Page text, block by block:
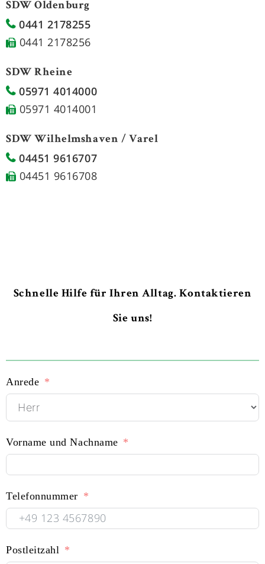
SDW Oldenburg
0441 2178255
0441 2178256
SDW Rheine
05971 4014000
05971 4014001
SDW Wilhelmshaven / Varel
04451 9616707
04451 9616708
Schnelle Hilfe für Ihren Alltag. Kontaktieren
Sie uns!
Anrede
Vorname und Nachname
Telefonnummer
Postleitzahl